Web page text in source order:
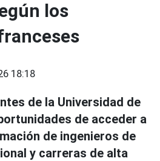
los
18:18
de la Universidad de
de acceder a
de ingenieros de
y carreras de alta